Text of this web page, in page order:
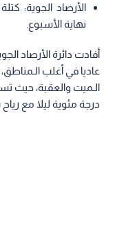
الأرصاد الجوية:
نهاية الأسبوع.
أفادت دائرة الأرصاد
عاديا في أغلب الـمناطق،
درجة مئوية ليلا مع